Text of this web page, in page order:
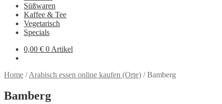
Süßwaren
Kaffee & Tee
Vegetarisch
Specials
0,00 € 0 Artikel
Home /Arabisch essen online kaufen (Orte) /Bamberg
Bamberg